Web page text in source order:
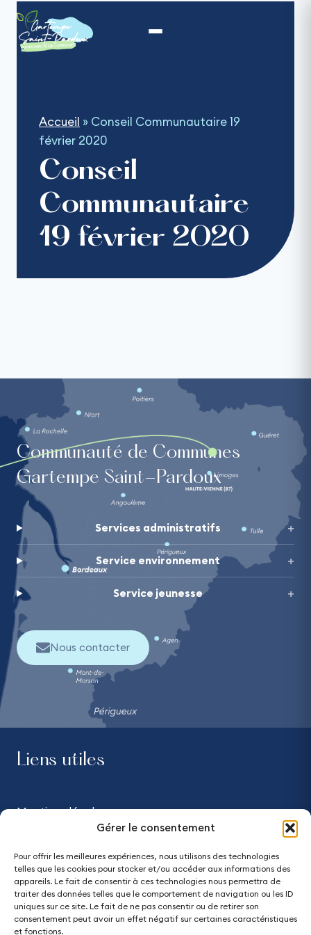
Gérer le consentement
Pour offrir les meilleures expériences, nous utilisons des technologies
telles que les cookies pour stocker et/ou accéder aux informations des
appareils. Le fait de consentir à ces technologies nous permettra de
traiter des données telles que le comportement de navigation ou les ID
uniques sur ce site. Le fait de ne pas consentir ou de retirer son
consentement peut avoir un effet négatif sur certaines caractéristiques
et fonctions.
contenu
Accueil » Conseil Communautaire 19
février 2020
Conseil
Communautaire
19 février 2020
Communauté de Communes
Gartempe Saint-Pardoux
Services administratifs
Service environnement
Service jeunesse
Nous contacter
Liens utiles
Mentions légales
Accessibilité - partiellement conforme
Plan du site